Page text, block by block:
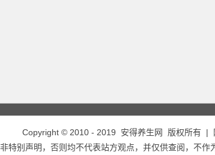
Copyright © 2010 - 2019 安得养生网 版权所有 |
特别声明，否则均不代表站方观点，并仅供查阅，不作